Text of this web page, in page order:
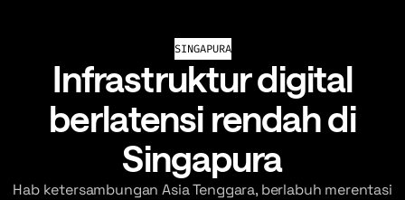
SINGAPURA
Infrastruktur digital
berlatensi rendah di
Singapura
Hab ketersambungan Asia Tenggara, berlabuh merentasi